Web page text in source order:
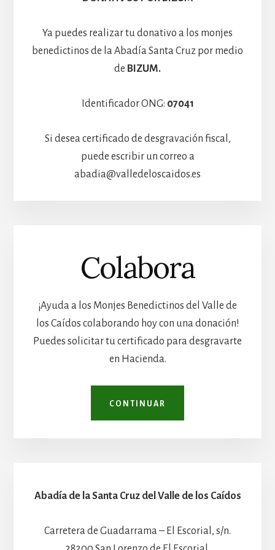
Ya puedes realizar tu donativo a los monjes
benedictinos de la Abadía Santa Cruz por medio
de BIZUM.
Identificador ONG: 07041
Si desea certificado de desgravación fiscal,
puede escribir un correo a
abadia@valledeloscaidos.es
Colabora
¡Ayuda a los Monjes Benedictinos del Valle de
los Caídos colaborando hoy con una donación!
Puedes solicitar tu certificado para desgravarte
en Hacienda.
CONTINUAR
Abadía de la Santa Cruz del Valle de los Caídos
Carretera de Guadarrama – El Escorial, s/n.